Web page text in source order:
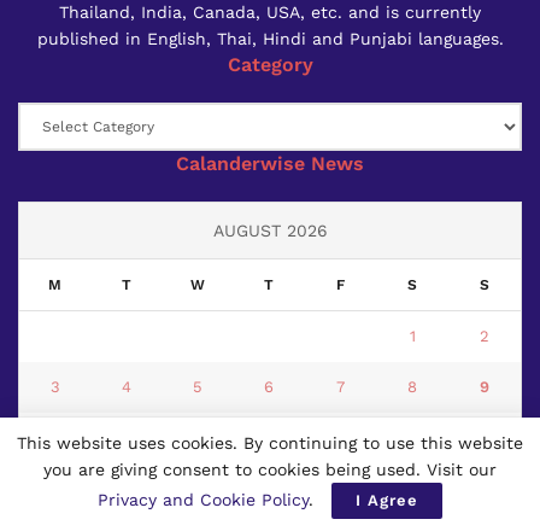
Thailand, India, Canada, USA, etc. and is currently
published in English, Thai, Hindi and Punjabi languages.
Category
Calanderwise News
AUGUST 2026
M T W T F S S
1 2
3 4 5 6 7 8 9
10 11 12 13 14 15 16
21 22
This website uses cookies. By continuing to use this website
you are giving consent to cookies being used. Visit our
Privacy and Cookie Policy. I Agree